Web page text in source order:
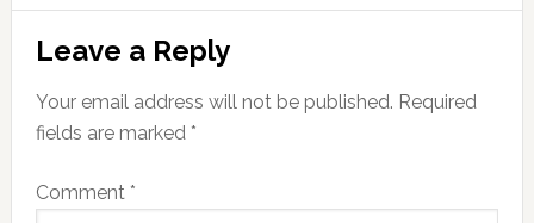
Leave a Reply
Your email address will not be published. Required
fields are marked *
Comment *